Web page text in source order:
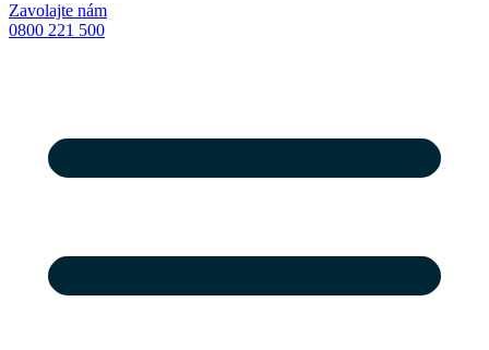
Zavolajte nám
0800 221 500